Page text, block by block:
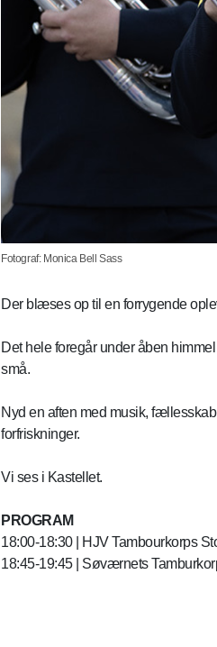
Fotograf: Monica Bell Sass
Der blæses op til en forrygende
Det hele foregår under åben
små.
Nyd en aften med musik,
forfriskninger.
Vi ses i Kastellet.
PROGRAM
18:00-18:30 | HJV Tambourkorps
18:45-19:45 | Søværnets